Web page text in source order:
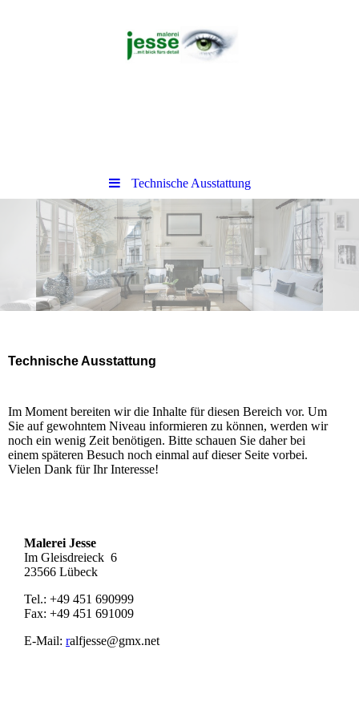
Technische Ausstattung
Technische Ausstattung
Im Moment bereiten wir die Inhalte für diesen Bereich vor. Um
Sie auf gewohntem Niveau informieren zu können, werden wir
noch ein wenig Zeit benötigen. Bitte schauen Sie daher bei
einem späteren Besuch noch einmal auf dieser Seite vorbei.
Vielen Dank für Ihr Interesse!
Malerei Jesse
Im Gleisdreieck 6
23566 Lübeck
Tel.: +49 451 690999
Fax: +49 451 691009
E-Mail: ralfjesse@gmx.net